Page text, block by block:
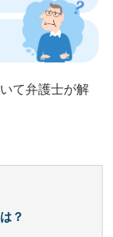
て弁護士が解
？